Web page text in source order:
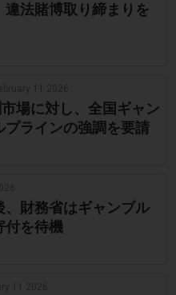
違法賭博取り締まりを
場に対し、全国ギャン
プラインの強調を要請
、財務省はギャンブル
付を待機